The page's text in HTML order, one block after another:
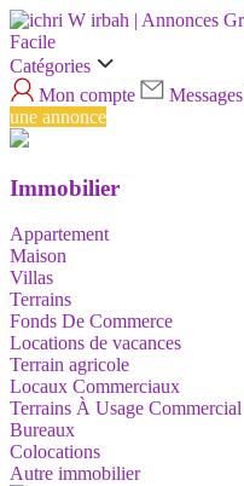
Catégories
Mon compte
Messages
une annonce
Immobilier
Appartement
Maison
Villas
Terrains
Fonds De Commerce
Locations de vacances
Terrain agricole
Locaux Commerciaux
Terrains À Usage Commercial
Bureaux
Colocations
Autre immobilier